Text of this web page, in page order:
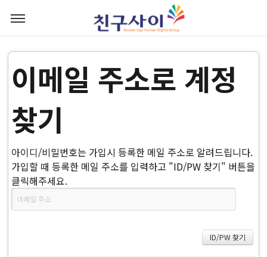
이메일 주소로 계정
찾기
아이디/비밀번호는 가입시 등록한 메일 주소로 알려드립니다.
가입할 때 등록한 메일 주소를 입력하고 "ID/PW 찾기" 버튼을
클릭해주세요.